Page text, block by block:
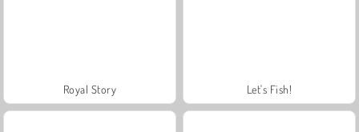
Royal Story Let's Fish!